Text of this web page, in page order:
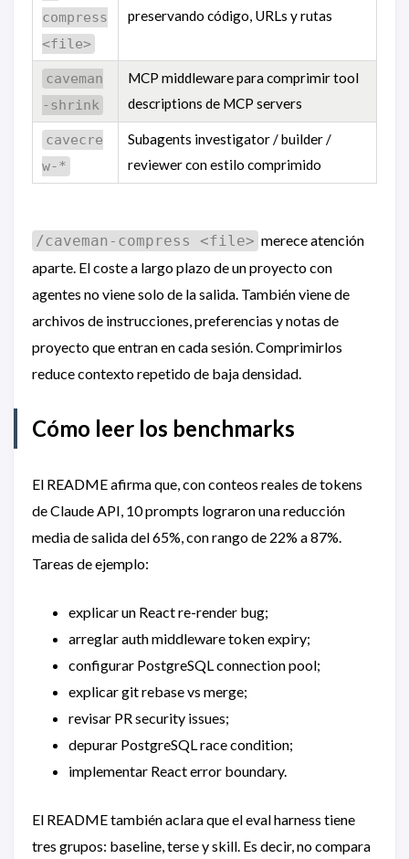
compress
<file>
preservando código, URLs y rutas
caveman
-shrink
MCP middleware para comprimir tool
descriptions de MCP servers
cavecre
w-*
Subagents investigator / builder /
reviewer con estilo comprimido
/caveman-compress <file> merece atención
aparte. El coste a largo plazo de un proyecto con
agentes no viene solo de la salida. También viene de
archivos de instrucciones, preferencias y notas de
proyecto que entran en cada sesión. Comprimirlos
reduce contexto repetido de baja densidad.
Cómo leer los benchmarks
El README afirma que, con conteos reales de tokens
de Claude API, 10 prompts lograron una reducción
media de salida del 65%, con rango de 22% a 87%.
Tareas de ejemplo:
explicar un React re-render bug;
arreglar auth middleware token expiry;
configurar PostgreSQL connection pool;
explicar git rebase vs merge;
revisar PR security issues;
depurar PostgreSQL race condition;
implementar React error boundary.
El README también aclara que el eval harness tiene
tres grupos: baseline, terse y skill. Es decir, no compara